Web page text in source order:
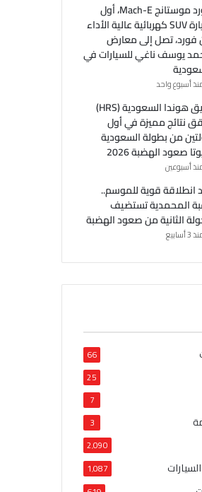
فورد موستانج Mach-E، أول
سيارة SUV كهربائية عالية الأداء
تصل إلى معارض
يوسف ناغي للسيارات في
أسبوع واحد
فريق هوندا السعودية (HRS)
نتائج مميزة في أول
من بطولة السعودية
صعود الهضبة 2026
أسبوعين
انطلاقة قوية للموسم..
المحمدية تستضيف
الثانية من صعود الهضبة
أسابيع
66
25
7
3
2٬090
1٬087